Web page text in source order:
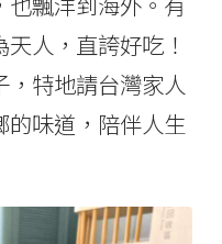
人，直誇好吃！
特地請台灣家人
的味道，陪伴人生